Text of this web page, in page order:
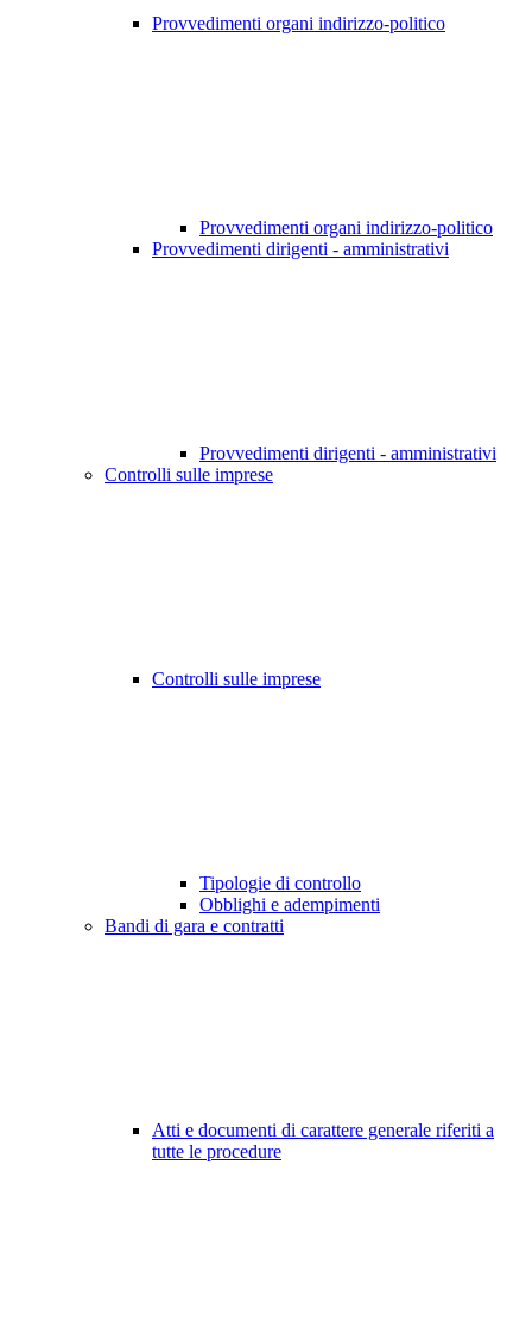
Provvedimenti organi indirizzo-politico
Provvedimenti organi indirizzo-politico
Provvedimenti dirigenti - amministrativi
Provvedimenti dirigenti - amministrativi
Controlli sulle imprese
Controlli sulle imprese
Tipologie di controllo
Obblighi e adempimenti
Bandi di gara e contratti
Atti e documenti di carattere generale riferiti a
tutte le procedure